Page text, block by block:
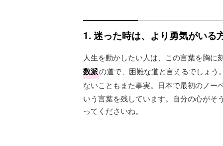
1. 迷った時は、より勇気がいる
人生を動かしたい人は、この言葉を胸
数派の道で、困難な道と言えるでしょ
ないこともまた事実。日本で最初のノー
いう言葉を残しています。自分の心がそ
ってくださいね。